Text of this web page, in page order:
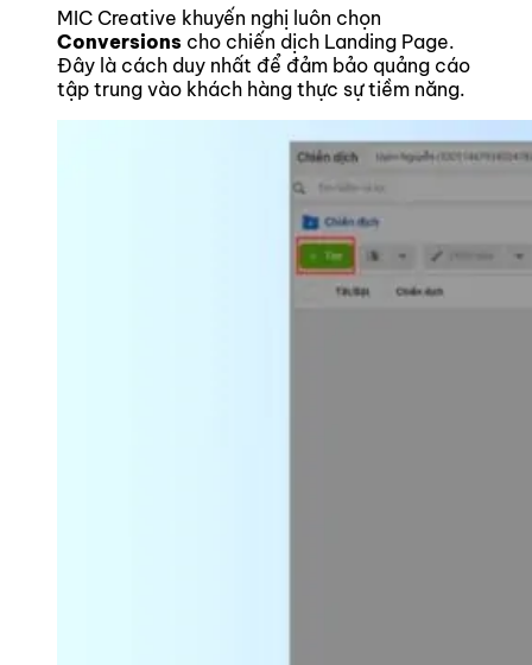
MIC Creative khuyến nghị luôn chọn
Conversions cho chiến dịch Landing Page.
Đây là cách duy nhất để đảm bảo quảng cáo
tập trung vào khách hàng thực sự tiềm năng.